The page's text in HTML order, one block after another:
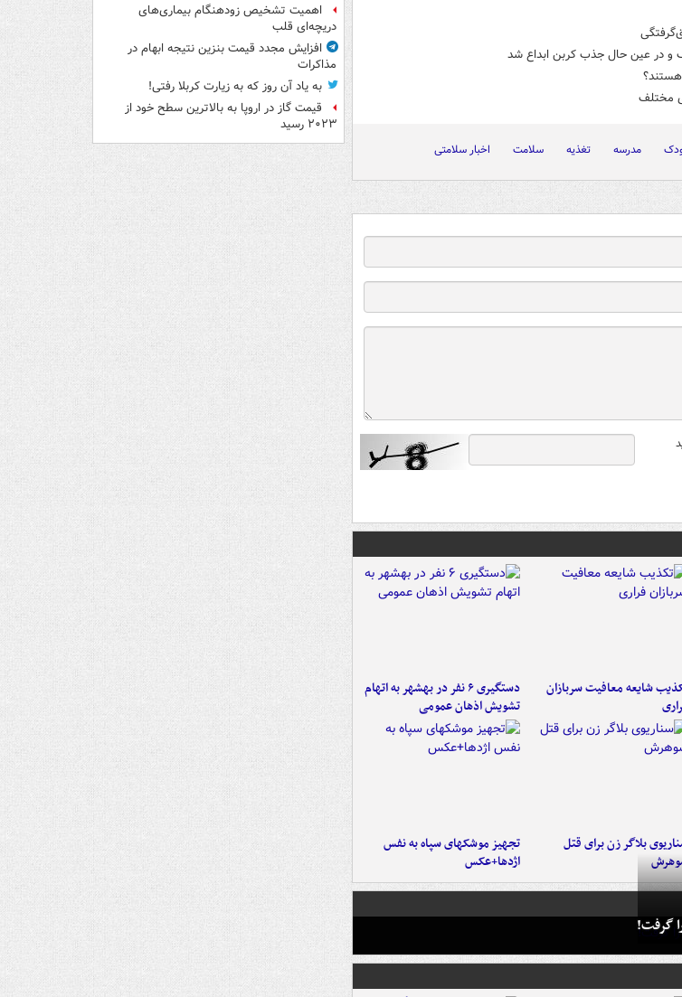
و در عین حال جذب کربن ابداع شد
مختلف
مدرسه تغذیه سلامت اخبار سلامتی
شایعه معافیت سربازان
دستگیری ۶ نفر در بهشهر به اتهام
تشویش اذهان عمومی
بلاگر زن برای قتل
تجهیز موشکهای سپاه به نفس
اژدها+عکس
گرفت!
اهمیت تشخیص زودهنگام بیماری‌های
دریچه‌ای قلب
افزایش مجدد قیمت بنزین نتیجه ابهام در
مذاکرات
به یاد آن روز که به زیارت کربلا رفتی!
قیمت گاز در اروپا به بالاترین سطح خود از
۲۰۲۳ رسید